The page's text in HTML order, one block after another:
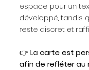
espace pour un
développé, tandis
reste discret et
👉La carte est
afin de refléter au